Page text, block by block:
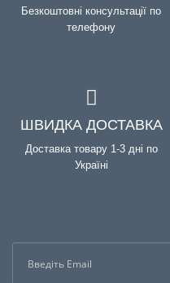
Безкоштовні консультації по
телефону
ШВИДКА ДОСТАВКА
Доставка товару 1-3 дні по
Україні